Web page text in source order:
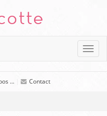
... Contact